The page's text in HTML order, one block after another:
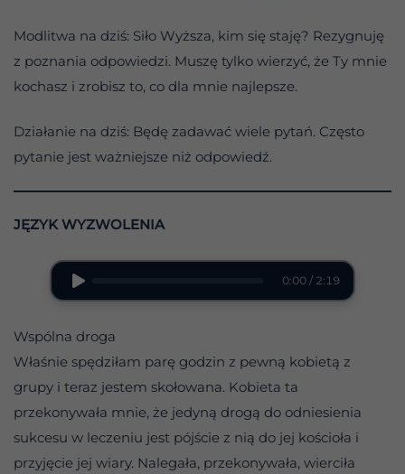
Modlitwa na dziś: Siło Wyższa, kim się staję? Rezygnuję
z poznania odpowiedzi. Muszę tylko wierzyć, że Ty mnie
kochasz i zrobisz to, co dla mnie najlepsze.
Działanie na dziś: Będę zadawać wiele pytań. Często
pytanie jest ważniejsze niż odpowiedź.
JĘZYK WYZWOLENIA
0:00 / 2:19
Wspólna droga
Właśnie spędziłam parę godzin z pewną kobietą z
grupy i teraz jestem skołowana. Kobieta ta
przekonywała mnie, że jedyną drogą do odniesienia
sukcesu w leczeniu jest pójście z nią do jej kościoła i
przyjęcie jej wiary. Nalegała, przekonywała, wierciła